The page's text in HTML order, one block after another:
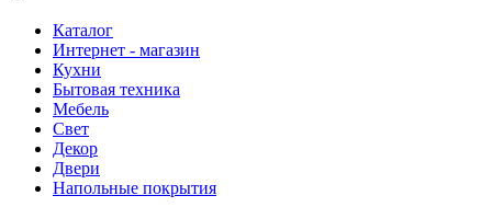
Каталог
Интернет - магазин
Кухни
Бытовая техника
Мебель
Свет
Декор
Двери
Напольные покрытия